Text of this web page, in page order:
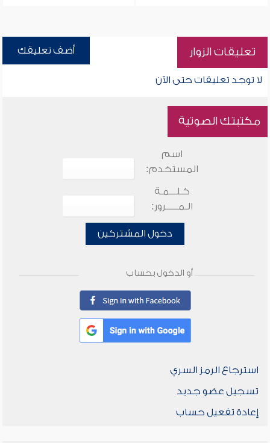
تعليقات الزوار أضف تعليقك
لا توجد تعليقات حتى الآن
مكتبتك الصوتية
اسم
المستخدم:
كـلـــمـة
الـمـــــرور:
دخول المشتركين
أو الدخول بحساب
استرجاع الرمز السري
تسجيل عضو جديد
إعادة تفعيل حساب